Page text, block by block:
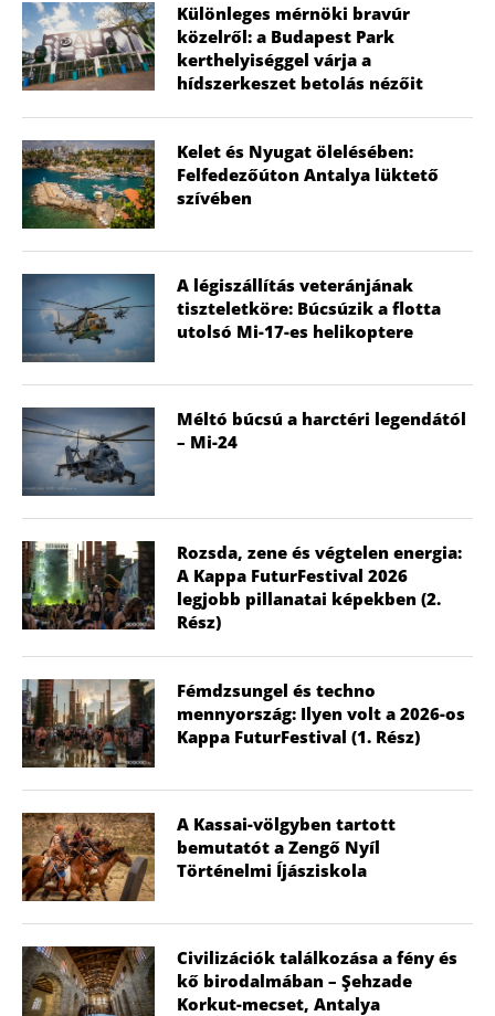
Különleges mérnöki bravúr
közelről: a Budapest Park
kerthelyiséggel várja a
hídszerkeszet betolás nézőit
Kelet és Nyugat ölelésében:
Felfedezőúton Antalya lüktető
szívében
A légiszállítás veteránjának
tiszteletköre: Búcsúzik a flotta
utolsó Mi-17-es helikoptere
Méltó búcsú a harctéri legendától
– Mi-24
Rozsda, zene és végtelen energia:
A Kappa FuturFestival 2026
legjobb pillanatai képekben (2.
Rész)
Fémdzsungel és techno
mennyország: Ilyen volt a 2026-os
Kappa FuturFestival (1. Rész)
A Kassai-völgyben tartott
bemutatót a Zengő Nyíl
Történelmi Íjásziskola
Civilizációk találkozása a fény és
kő birodalmában – Şehzade
Korkut-mecset, Antalya